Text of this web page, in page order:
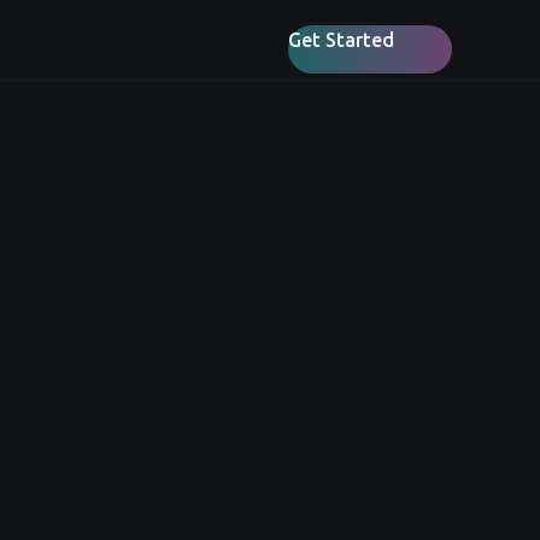
Get Started